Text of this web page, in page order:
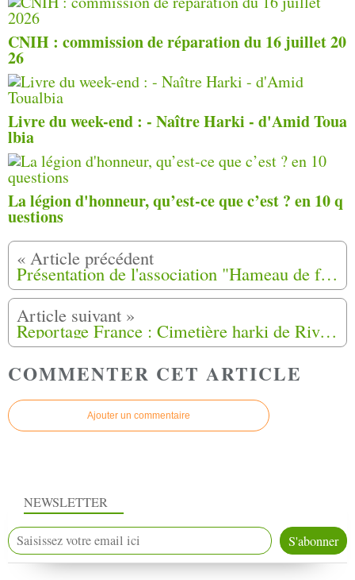
CNIH : commission de réparation du 16 juillet 20
26
Livre du week-end : - Naître Harki - d'Amid Toua
lbia
La légion d'honneur, qu’est-ce que c’est ? en 10 q
uestions
Présentation de l'association "Hameau de forestage du Lodévois"
Reportage France : Cimetière harki de Rivesaltes: plainte contre X pour recel de cadavres
COMMENTER CET ARTICLE
Ajouter un commentaire
NEWSLETTER